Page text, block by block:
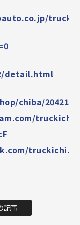
detail.html
chiba/
記事